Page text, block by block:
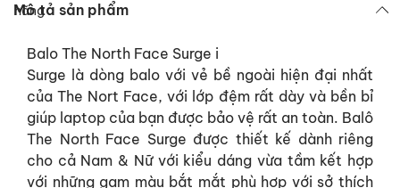
Mô tả sản phẩm
Balo The North Face Surge i
Surge là dòng balo với vẻ bề ngoài hiện đại nhất
của The Nort Face, với lớp đệm rất dày và bền bỉ
giúp laptop của bạn được bảo vệ rất an toàn. Balô
The North Face Surge được thiết kế dành riêng
cho cả Nam & Nữ với kiểu dáng vừa tầm kết hợp
với những gam màu bắt mắt phù hợp với sở thích